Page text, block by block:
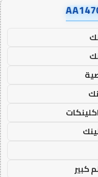
كبير